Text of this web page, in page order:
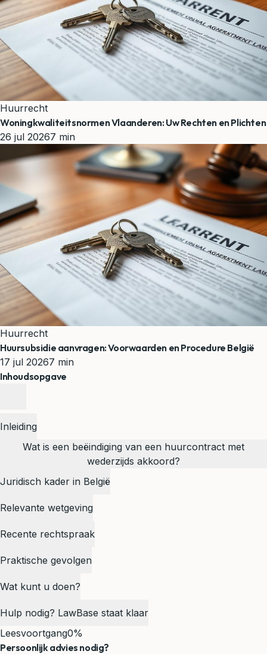
Huurrecht
Woningkwaliteitsnormen Vlaanderen: Uw Rechten en Plichten
26 jul 20267 min
Huurrecht
Huursubsidie aanvragen: Voorwaarden en Procedure België
17 jul 20267 min
Inhoudsopgave
Inleiding
Wat is een beëindiging van een huurcontract met
wederzijds akkoord?
Juridisch kader in België
Relevante wetgeving
Recente rechtspraak
Praktische gevolgen
Wat kunt u doen?
Hulp nodig? LawBase staat klaar
Leesvoortgang0%
Persoonlijk advies nodig?